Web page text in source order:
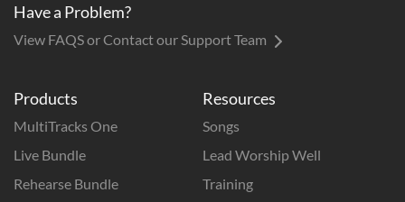
Products
MultiTracks One
Live Bundle
Rehearse Bundle
Resources
Songs
Lead Worship Well
Training
Have a Problem?
View FAQS or Contact our Support Team